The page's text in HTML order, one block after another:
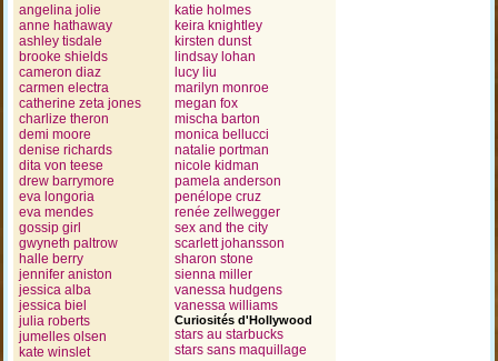
angelina jolie
anne hathaway
ashley tisdale
brooke shields
cameron diaz
carmen electra
catherine zeta jones
charlize theron
demi moore
denise richards
dita von teese
drew barrymore
eva longoria
eva mendes
gossip girl
gwyneth paltrow
halle berry
jennifer aniston
jessica alba
jessica biel
julia roberts
jumelles olsen
kate winslet
katie holmes
keira knightley
kirsten dunst
lindsay lohan
lucy liu
marilyn monroe
megan fox
mischa barton
monica bellucci
natalie portman
nicole kidman
pamela anderson
penélope cruz
renée zellwegger
sex and the city
scarlett johansson
sharon stone
sienna miller
vanessa hudgens
vanessa williams
Curiosités d'Hollywood
stars au starbucks
stars sans maquillage